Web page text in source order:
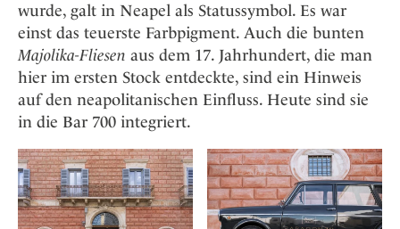
wurde, galt in Neapel als Statussymbol. Es war
einst das teuerste Farbpigment. Auch die bunten
Majolika-Fliesen aus dem 17. Jahrhundert, die man
hier im ersten Stock entdeckte, sind ein Hinweis
auf den neapolitanischen Einfluss. Heute sind sie
in die Bar 700 integriert.